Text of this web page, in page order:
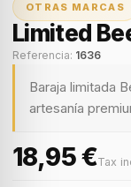
OTRAS MARCAS
Limited
Referencia: 1636
Baraja limitada
artesanía
18,95 €Tax